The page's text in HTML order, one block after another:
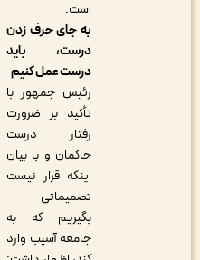
به جای حرف زدن
درست، باید
درست عمل کنیم
رئیس جمهور با
تأکید بر ضرورت
رفتار درست
حاکمان و با بیان
اینکه قرار نیست
تصمیماتی
بگیریم که به
جامعه آسیب وارد